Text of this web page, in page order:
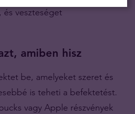
és veszteséget
amiben hisz
be, amelyeket szeret és
is teheti a befektetést.
vagy Apple részvények